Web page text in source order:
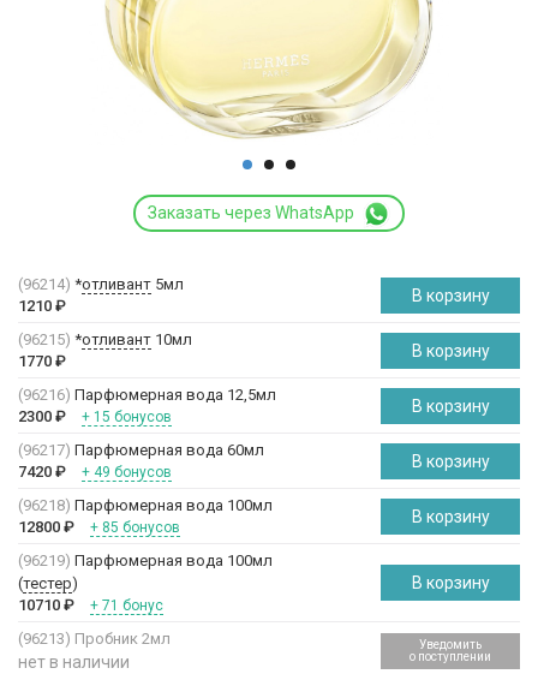
Заказать через WhatsApp
(96214) *отливант 5мл
1210 ₽
В корзину
(96215) *отливант 10мл
1770 ₽
В корзину
(96216) Парфюмерная вода 12,5мл
2300 ₽ + 15 бонусов
В корзину
(96217) Парфюмерная вода 60мл
7420 ₽ + 49 бонусов
В корзину
(96218) Парфюмерная вода 100мл
12800 ₽ + 85 бонусов
В корзину
(96219) Парфюмерная вода 100мл
(тестер)
10710 ₽ + 71 бонус
В корзину
(96213) Пробник 2мл
нет в наличии
Уведомить
о поступлении